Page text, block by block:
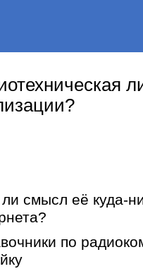
смысл её куда-
по